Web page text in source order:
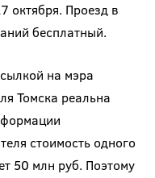
октября. Проезд в
бесплатный.
на мэра
Томска реальна
стоимость одного
50 млн руб. Поэтому